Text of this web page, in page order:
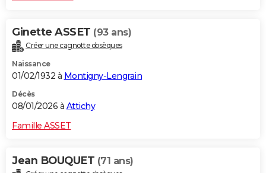
Ginette ASSET (93 ans)
Créer une cagnotte obsèques
Naissance
01/02/1932 à Montigny-Lengrain
Décès
08/01/2026 à Attichy
Famille ASSET
Jean BOUQUET (71 ans)